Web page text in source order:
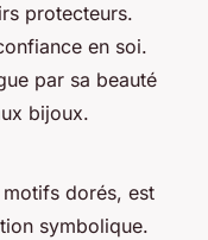
protecteurs.
en soi.
par sa beauté
bijoux.
dorés, est
symbolique.